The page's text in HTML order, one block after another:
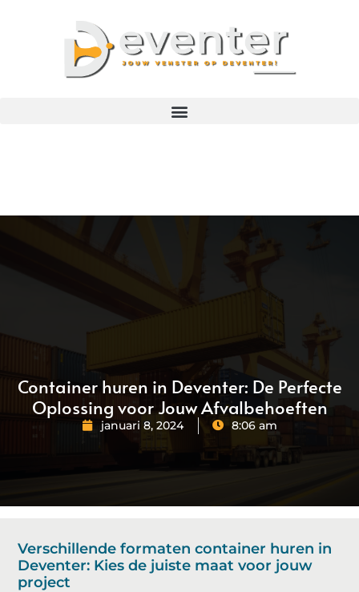
Container huren in Deventer: De Perfecte
Oplossing voor Jouw Afvalbehoeften
januari 8, 2024 8:06 am
Verschillende formaten container huren in
Deventer: Kies de juiste maat voor jouw
project